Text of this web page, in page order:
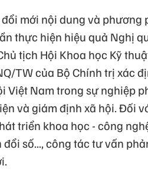
mới nội dung và
thực hiện hiệu quả Nghị
tịch Hội Khoa học Kỹ
TW của Bộ Chính trị xác
Việt Nam trong sự nghiệp
và giám định xã hội. Đối
triển khoa học - công
đổi số..., công tác tư vấn